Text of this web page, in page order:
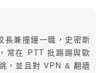
長兼撞鐘一職，史密斯
常在 PTT 批踢踢與歐
，並且對 VPN & 翻牆